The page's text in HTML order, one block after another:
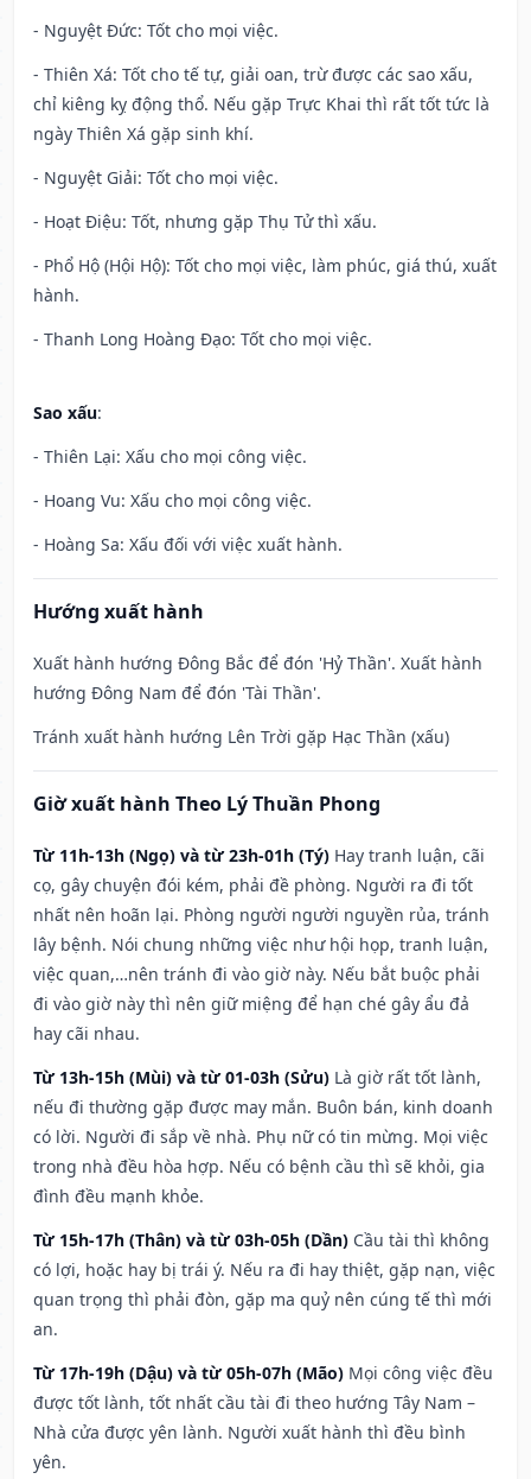
- Nguyệt Đức: Tốt cho mọi việc.
- Thiên Xá: Tốt cho tế tự, giải oan, trừ được các sao xấu,
chỉ kiêng kỵ động thổ. Nếu gặp Trực Khai thì rất tốt tức là
ngày Thiên Xá gặp sinh khí.
- Nguyệt Giải: Tốt cho mọi việc.
- Hoạt Điệu: Tốt, nhưng gặp Thụ Tử thì xấu.
- Phổ Hộ (Hội Hộ): Tốt cho mọi việc, làm phúc, giá thú, xuất
hành.
- Thanh Long Hoàng Đạo: Tốt cho mọi việc.
Sao xấu:
- Thiên Lại: Xấu cho mọi công việc.
- Hoang Vu: Xấu cho mọi công việc.
- Hoàng Sa: Xấu đối với việc xuất hành.
Hướng xuất hành
Xuất hành hướng Đông Bắc để đón 'Hỷ Thần'. Xuất hành
hướng Đông Nam để đón 'Tài Thần'.
Tránh xuất hành hướng Lên Trời gặp Hạc Thần (xấu)
Giờ xuất hành Theo Lý Thuần Phong
Từ 11h-13h (Ngọ) và từ 23h-01h (Tý) Hay tranh luận, cãi
cọ, gây chuyện đói kém, phải đề phòng. Người ra đi tốt
nhất nên hoãn lại. Phòng người người nguyền rủa, tránh
lây bệnh. Nói chung những việc như hội họp, tranh luận,
việc quan,…nên tránh đi vào giờ này. Nếu bắt buộc phải
đi vào giờ này thì nên giữ miệng để hạn ché gây ẩu đả
hay cãi nhau.
Từ 13h-15h (Mùi) và từ 01-03h (Sửu) Là giờ rất tốt lành,
nếu đi thường gặp được may mắn. Buôn bán, kinh doanh
có lời. Người đi sắp về nhà. Phụ nữ có tin mừng. Mọi việc
trong nhà đều hòa hợp. Nếu có bệnh cầu thì sẽ khỏi, gia
đình đều mạnh khỏe.
Từ 15h-17h (Thân) và từ 03h-05h (Dần) Cầu tài thì không
có lợi, hoặc hay bị trái ý. Nếu ra đi hay thiệt, gặp nạn, việc
quan trọng thì phải đòn, gặp ma quỷ nên cúng tế thì mới
an.
Từ 17h-19h (Dậu) và từ 05h-07h (Mão) Mọi công việc đều
được tốt lành, tốt nhất cầu tài đi theo hướng Tây Nam –
Nhà cửa được yên lành. Người xuất hành thì đều bình
yên.